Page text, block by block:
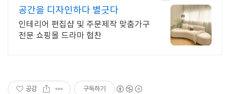
공간을 디자인하다 별긋다
인테리어 편집샵 및 주문제작 맞춤가구
전문 쇼핑몰 드라마 협찬
공감 구독하기